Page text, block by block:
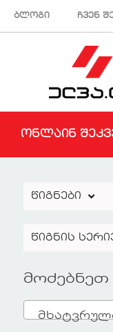
ბლოგი ჩვენ
ონლაინ
წიგნები
წიგნის
მოძებნეთ